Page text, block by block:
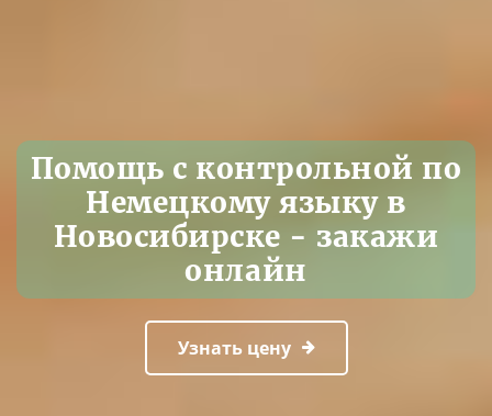
Помощь с контрольной по
Немецкому языку в
Новосибирске - закажи
онлайн
Узнать цену